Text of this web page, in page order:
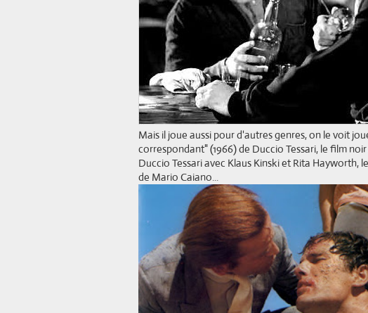
Mais il joue aussi pour d'autres genres, on le voit
correspondant" (1966) de Duccio Tessari, le film
Duccio Tessari avec Klaus Kinski et Rita Hayworth,
de Mario Caiano...